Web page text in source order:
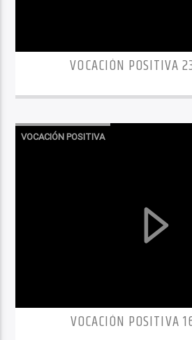
VOCACIÓN POSITIVA
VOCACIÓN POSITIVA
VOCACIÓN POSITIVA